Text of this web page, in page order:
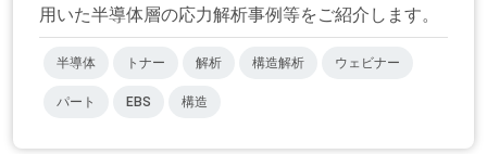
用いた半導体層の応力解析事例等をご紹介します。
半導体 トナー 解析 構造解析 ウェビナー
パート EBS 構造